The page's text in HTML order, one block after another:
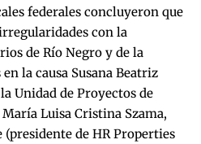
federales concluyeron que
con la
de Río Negro y de la
la causa Susana Beatriz
Unidad de Proyectos de
Luisa Cristina Szama,
de HR Properties